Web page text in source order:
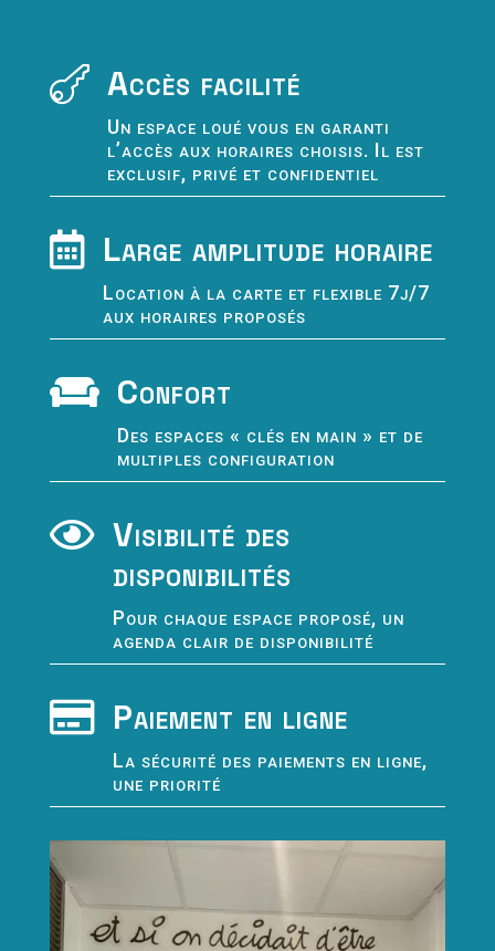
 Accès facilité
Un espace loué vous en garanti
l’accès aux horaires choisis. Il est
exclusif, privé et confidentiel
 Large amplitude horaire
Location à la carte et flexible 7j/7
aux horaires proposés
 Confort
Des espaces « clés en main » et de
multiples configuration
 Visibilité des
disponibilités
Pour chaque espace proposé, un
agenda clair de disponibilité
 Paiement en ligne
La sécurité des paiements en ligne,
une priorité